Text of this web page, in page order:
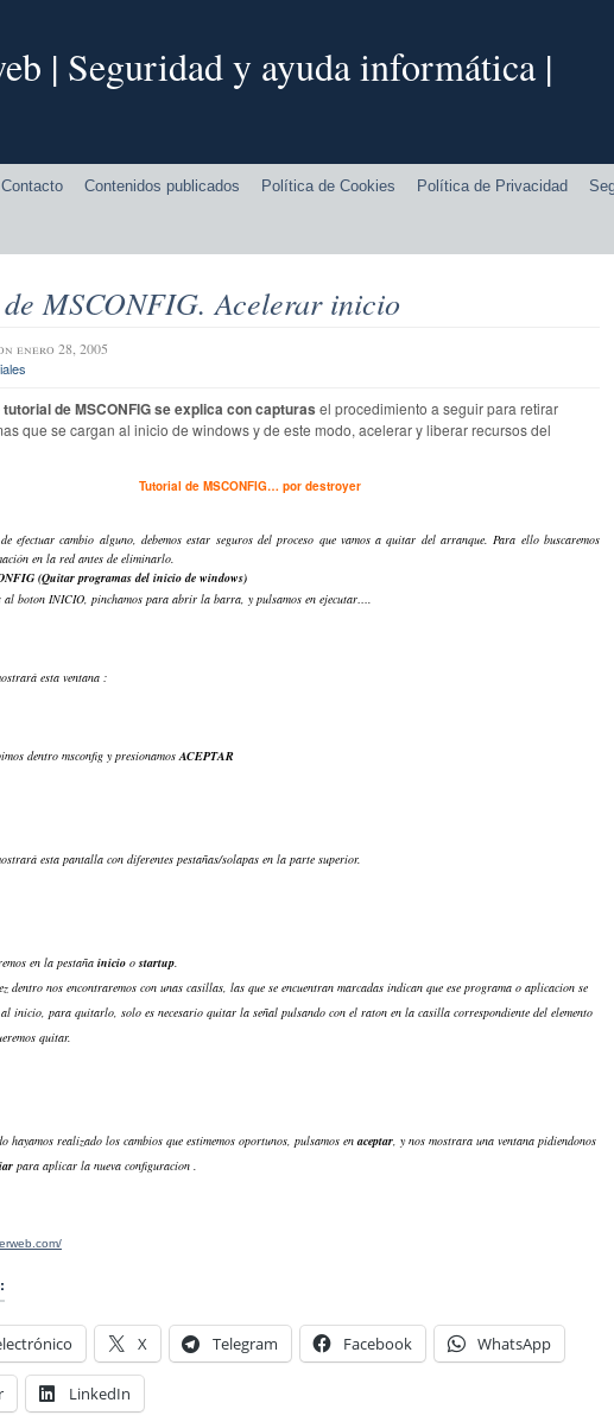
| Seguridad y ayuda informática |
Contacto Contenidos publicados Política de Cookies Política de Privacidad
MSCONFIG. Acelerar inicio
enero 28, 2005
tutorial de MSCONFIG se explica con capturas el procedimiento a seguir para retirar
que se cargan al inicio de windows y de este modo, acelerar y liberar recursos del
Tutorial de MSCONFIG… por destroyer
efectuar cambio alguno, debemos estar seguros del proceso que vamos a quitar del arranque. Para ello buscaremos
en la red antes de eliminarlo.
(Quitar programas del inicio de windows)
al boton INICIO, pinchamos para abrir la barra, y pulsamos en ejecutar….
esta ventana :
dentro msconfig y presionamosACEPTAR
esta pantalla con diferentes pestañas/solapas en la parte superior.
en la pestaña inicioostartup.
dentro nos encontraremos con unas casillas, las que se encuentran marcadas indican que ese programa o aplicacion se
inicio, para quitarlo, solo es necesario quitar la señal pulsando con el raton en la casilla correspondiente del elemento
quitar.
hayamos realizado los cambios que estimemos oportunos, pulsamos enaceptar, y nos mostrara una ventana pidiendonos
para aplicar la nueva configuracion .
X Telegram Facebook WhatsApp
LinkedIn